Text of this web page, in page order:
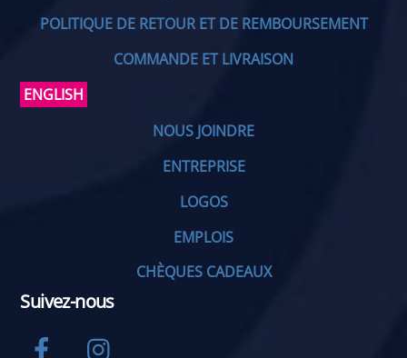
POLITIQUE DE RETOUR ET DE REMBOURSEMENT
COMMANDE ET LIVRAISON
ENGLISH
NOUS JOINDRE
ENTREPRISE
LOGOS
EMPLOIS
CHÈQUES CADEAUX
Suivez-nous
Facebook